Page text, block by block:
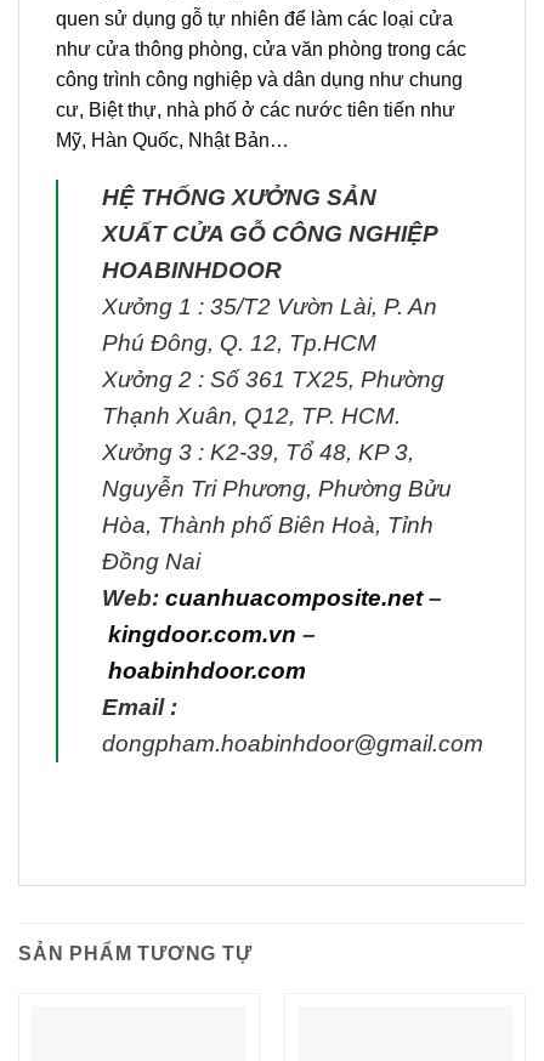
quen sử dụng gỗ tự nhiên để làm các loại cửa
như cửa thông phòng, cửa văn phòng trong các
công trình công nghiệp và dân dụng như chung
cư, Biệt thự, nhà phố ở các nước tiên tiến như
Mỹ, Hàn Quốc, Nhật Bản…
HỆ THỐNG XƯỞNG SẢN
XUẤT CỬA GỖ CÔNG NGHIỆP
HOABINHDOOR
Xưởng 1 : 35/T2 Vườn Lài, P. An
Phú Đông, Q. 12, Tp.HCM
Xưởng 2 : Số 361 TX25, Phường
Thạnh Xuân, Q12, TP. HCM.
Xưởng 3 : K2-39, Tổ 48, KP 3,
Nguyễn Tri Phương, Phường Bửu
Hòa, Thành phố Biên Hoà, Tỉnh
Đồng Nai
Web: cuanhuacomposite.net–
kingdoor.com.vn –
hoabinhdoor.com
Email :
dongpham.hoabinhdoor@gmail.com
SẢN PHẨM TƯƠNG TỰ